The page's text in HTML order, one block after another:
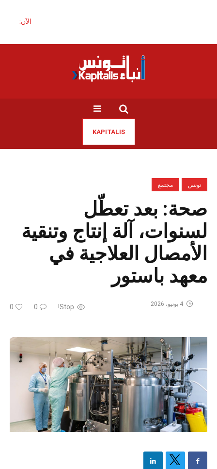
الآن:
KAPITALIS
تونس مجتمع
صحة: بعد تعطّل
لسنوات، آلة إنتاج وتنقية
الأمصال العلاجية في
معهد باستور
Stop!
0
0 4 يونيو، 2026